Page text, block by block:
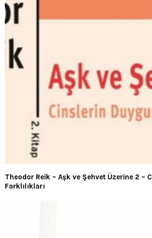
Theodor Reik – Aşk ve Şehvet Üzerine 2 –
Farklılıkları